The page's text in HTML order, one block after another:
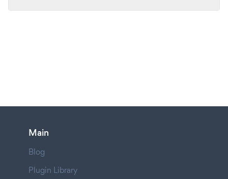
Main
Blog
Plugin Library